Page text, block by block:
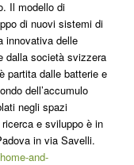
Il modello di
di nuovi sistemi di
innovativa delle
dalla società svizzera
partita dalle batterie e
dell’accumulo
negli spazi
e sviluppo è in
in via Savelli.
and-